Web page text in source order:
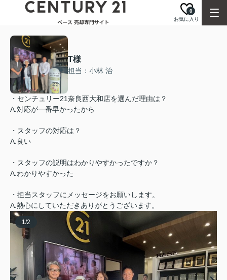
お気に入り
0
T様
担当：小林 治
・センチュリー21奈良西大和店を選んだ理由は？
A.対応が一番早かったから
・スタッフの対応は？
A.良い
・スタッフの説明はわかりやすかったですか？
A.わかりやすかった
・担当スタッフにメッセージをお願いします。
A.熱心にしていただきありがとうございます。
1/2